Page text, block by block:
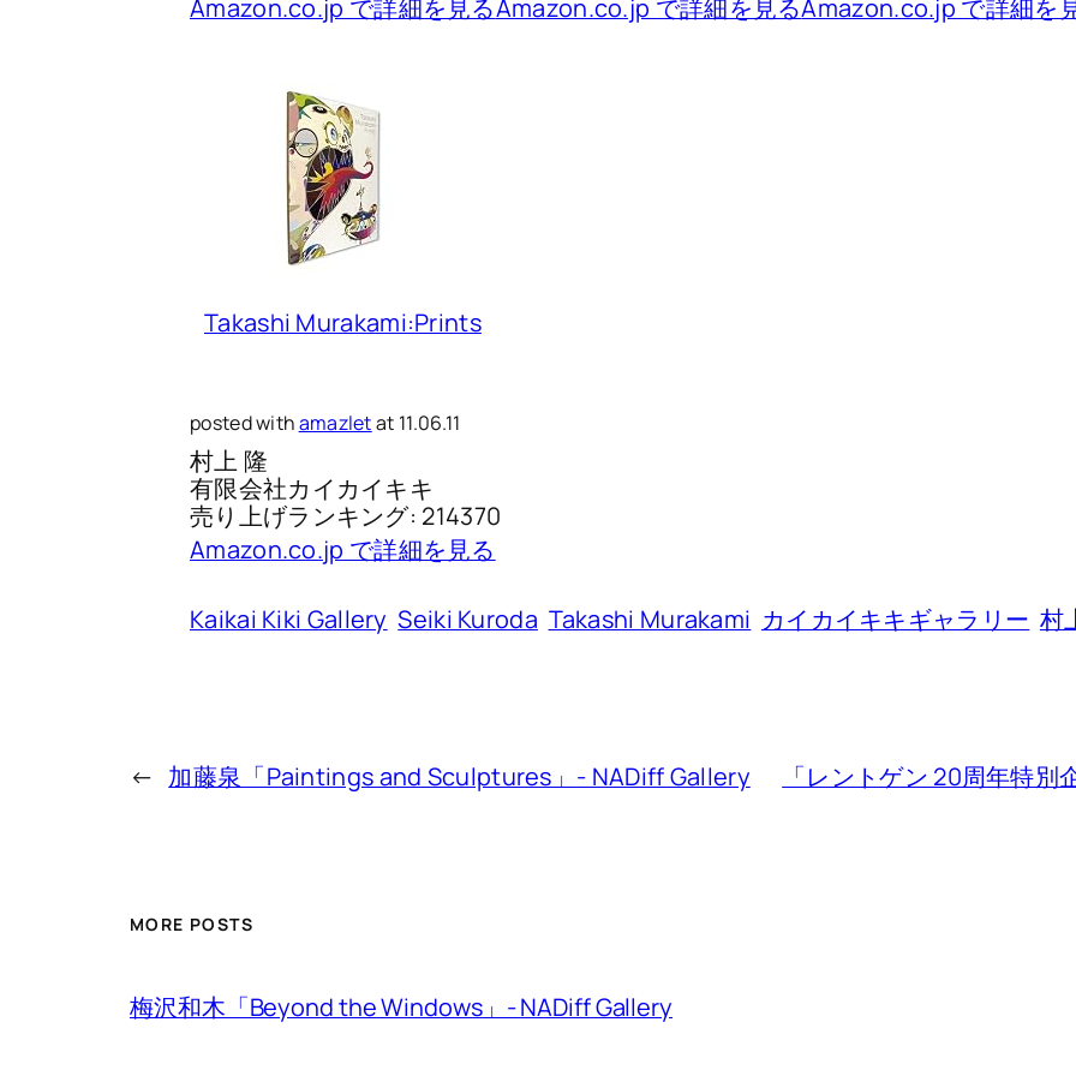
Amazon.co.jp で詳細を見るAmazon.co.jp で詳細を見るAmazon.co.jp で詳細を
Takashi Murakami:Prints
posted withamazletat 11.06.11
村上 隆
有限会社カイカイキキ
売り上げランキング: 214370
Amazon.co.jp で詳細を見る
Kaikai Kiki Gallery Seiki Kuroda Takashi Murakami カイカイキキギャラリー 村
← 加藤泉「Paintings and Sculptures」- NADiff Gallery 「レントゲン 20周年特
MORE POSTS
梅沢和木「Beyond the Windows」- NADiff Gallery